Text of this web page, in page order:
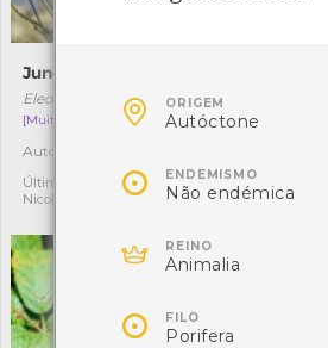
Junco-agulha-anão
Eleocharis parvula
[Muito raro]
Autóctone
Última observação por:
Nicole Viana
 ORIGEM
Autóctone
 ENDEMISMO
Não endémica
 REINO
Animalia
 FILO
Porifera